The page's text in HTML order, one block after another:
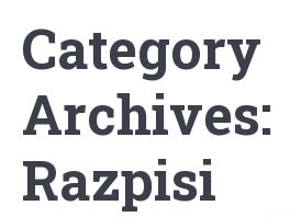
Category
Archives:
Razpisi